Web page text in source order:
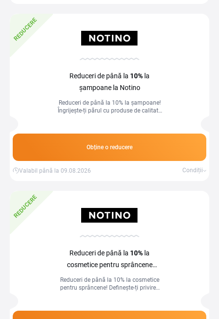
REDUCERE
Reduceri de până la 10% la
șampoane la Notino
Reduceri de până la 10% la șampoane!
Îngrijește-ți părul cu produse de calitate
Obține o reducere
Valabil până la 09.08.2026 Condiții
REDUCERE
Reduceri de până la 10% la
cosmetice pentru sprâncene
la Notino
Reduceri de până la 10% la cosmetice
pentru sprâncene! Definește-ți privirea